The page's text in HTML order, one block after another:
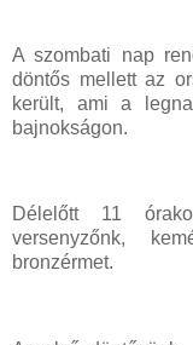
A szombati nap
döntős mellett az
került, ami a
bajnokságon.
Délelőtt 11
versenyzőnk,
bronzérmet.